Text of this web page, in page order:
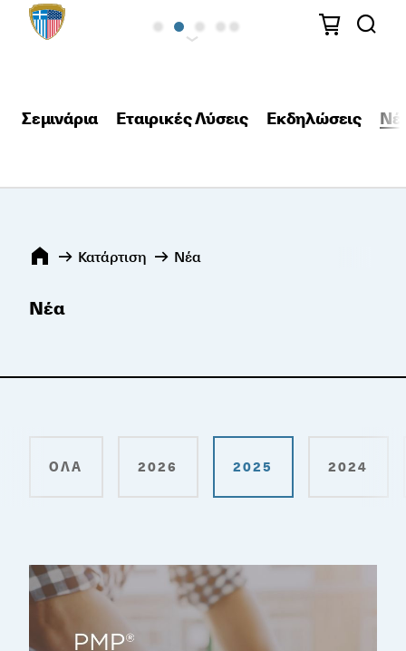
Σεμινάρια Εταιρικές Λύσεις Εκδηλώσεις
Κατάρτιση Νέα
Νέα
ΌΛΑ 2026 2025 2024